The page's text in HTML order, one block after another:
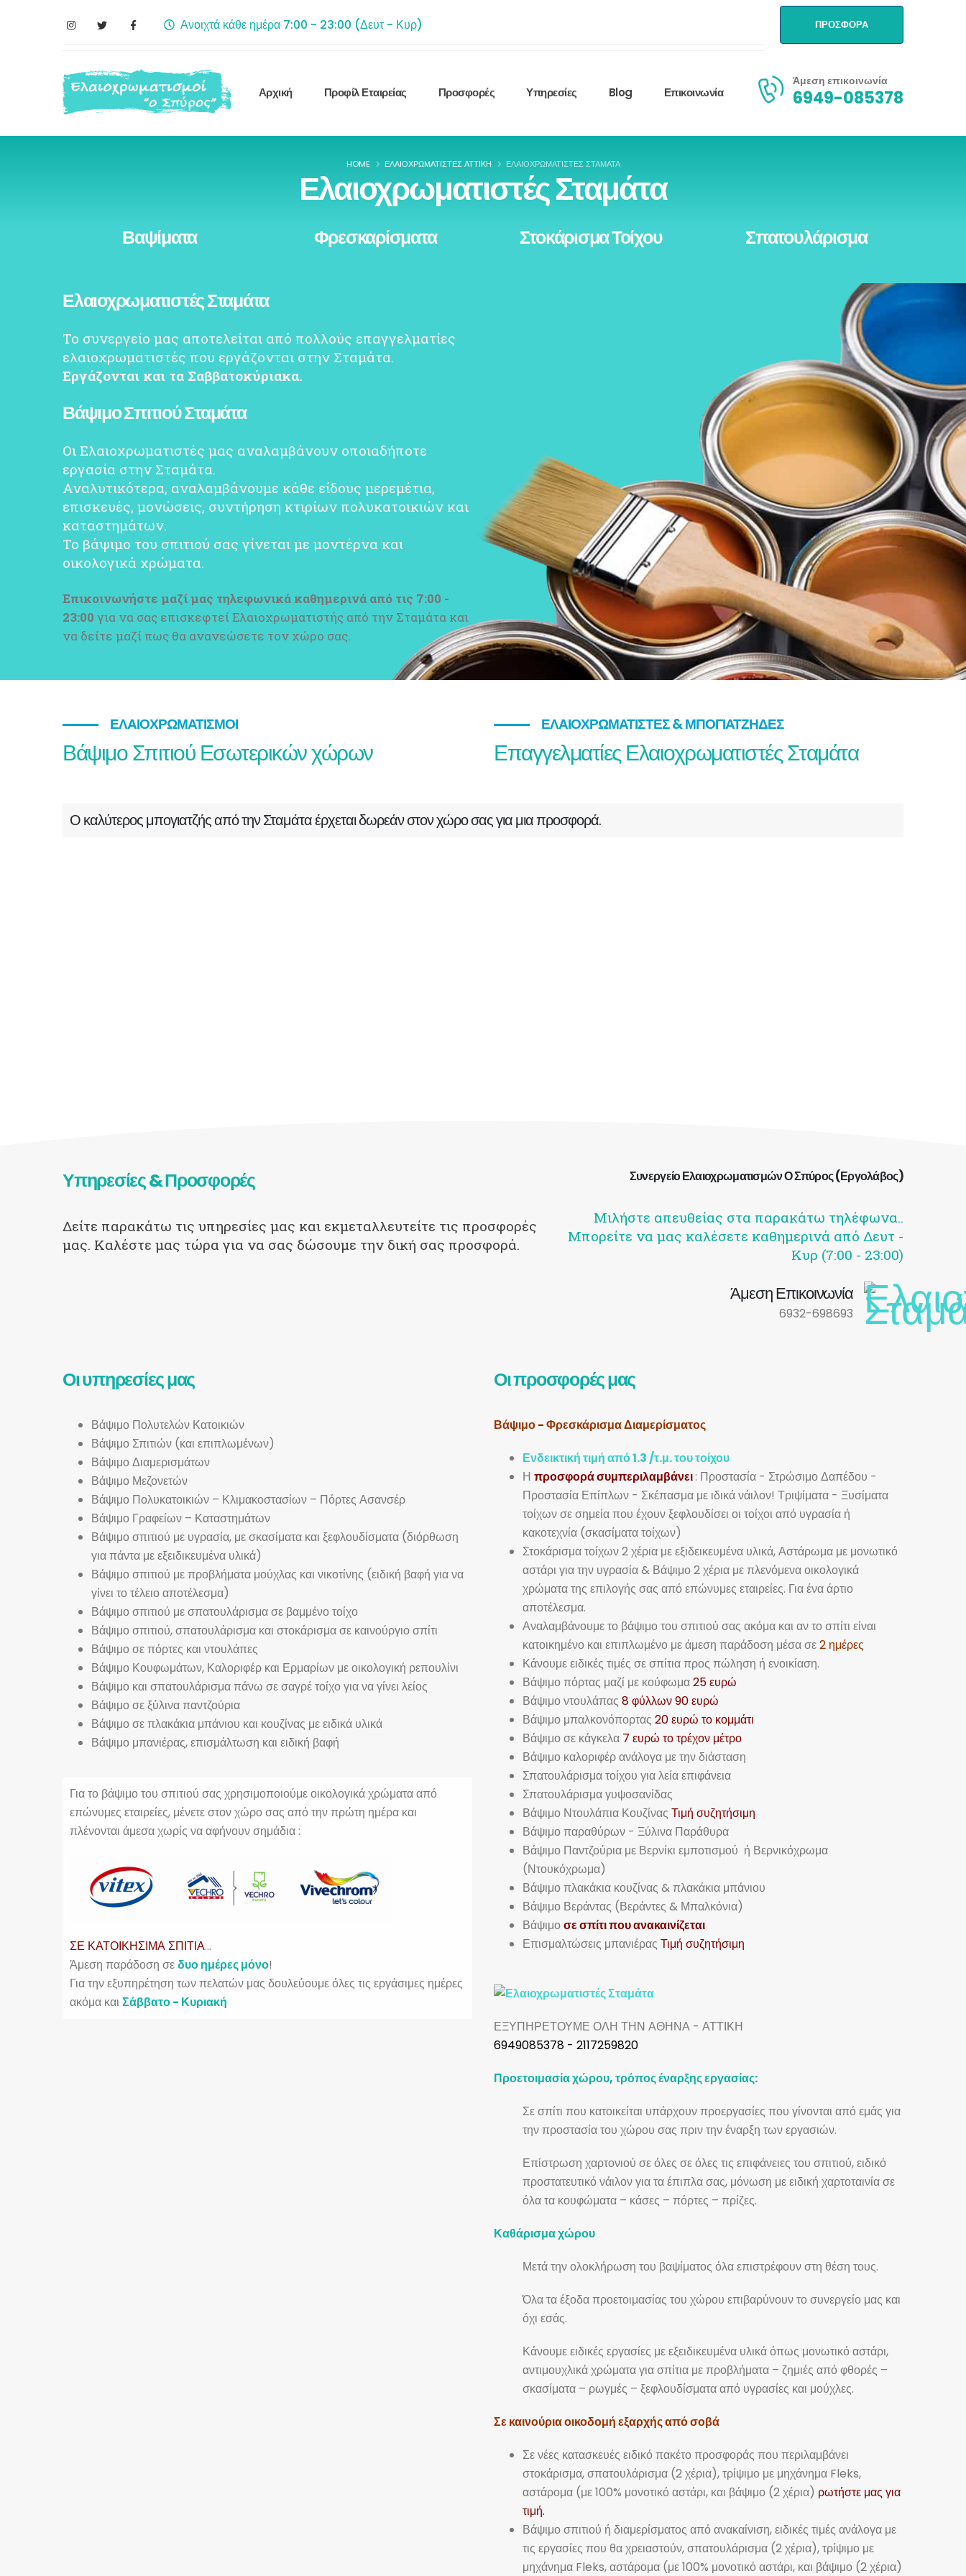
Ανοιχτά κάθε ημέρα 7:00 - 23:00 (Δευτ - Κυρ) ΠΡΟΣΦΟΡΑ
Αρχική Προφίλ Εταιρείας Προσφορές Υπηρεσίες Blog Επικοινωνία
Άμεση επικοινωνία
6949-085378
HOME ΕΛΑΙΟΧΡΩΜΑΤΙΣΤΈΣ ΑΤΤΙΚΉ ΕΛΑΙΟΧΡΩΜΑΤΙΣΤΈΣ ΣΤΑΜΆΤΑ
Ελαιοχρωματιστές Σταμάτα
Βαψίματα Φρεσκαρίσματα Στοκάρισμα Τοίχου Σπατουλάρισμα
Ελαιοχρωματιστές Σταμάτα
Το συνεργείο μας αποτελείται από πολλούς επαγγελματίες
ελαιοχρωματιστές που εργάζονται στην Σταμάτα.
Εργάζονται και τα Σαββατοκύριακα.
Βάψιμο Σπιτιού Σταμάτα
Οι Ελαιοχρωματιστές μας αναλαμβάνουν οποιαδήποτε
εργασία στην Σταμάτα.
Αναλυτικότερα, αναλαμβάνουμε κάθε είδους μερεμέτια,
επισκευές, μονώσεις, συντήρηση κτιρίων πολυκατοικιών και
καταστημάτων.
Το βάψιμο του σπιτιού σας γίνεται με μοντέρνα και
οικολογικά χρώματα.
Επικοινωνήστε μαζί μας τηλεφωνικά καθημερινά από τις 7:00 -
23:00 για να σας επισκεφτεί Ελαιοχρωματιστής από την Σταμάτα και
να δείτε μαζί πως θα ανανεώσετε τον χώρο σας.
ΕΛΑΙΟΧΡΩΜΑΤΙΣΜΟΊ
Βάψιμο Σπιτιού Εσωτερικών χώρων
ΕΛΑΙΟΧΡΩΜΑΤΙΣΤΈΣ & ΜΠΟΓΙΑΤΖΉΔΕΣ
Επαγγελματίες Ελαιοχρωματιστές Σταμάτα
Ο καλύτερος μπογιατζής από την Σταμάτα έρχεται δωρεάν στον χώρο σας για μια προσφορά.
Υπηρεσίες & Προσφορές
Δείτε παρακάτω τις υπηρεσίες μας και εκμεταλλευτείτε τις προσφορές
μας. Καλέστε μας τώρα για να σας δώσουμε την δική σας προσφορά.
Συνεργείο Ελαιοχρωματισμών Ο Σπύρος (Εργολάβος)
Μιλήστε απευθείας στα παρακάτω τηλέφωνα..
Μπορείτε να μας καλέσετε καθημερινά από Δευτ -
Κυρ (7:00 - 23:00)
Άμεση Επικοινωνία
6932-698693
Οι υπηρεσίες μας
Βάψιμο Πολυτελών Κατοικιών
Βάψιμο Σπιτιών (και επιπλωμένων)
Βάψιμο Διαμερισμάτων
Βάψιμο Μεζονετών
Βάψιμο Πολυκατοικιών – Κλιμακοστασίων – Πόρτες Ασανσέρ
Βάψιμο Γραφείων – Καταστημάτων
Βάψιμο σπιτιού με υγρασία, με σκασίματα και ξεφλουδίσματα (διόρθωση
για πάντα με εξειδικευμένα υλικά)
Βάψιμο σπιτιού με προβλήματα μούχλας και νικοτίνης (ειδική βαφή για να
γίνει το τέλειο αποτέλεσμα)
Βάψιμο σπιτιού με σπατουλάρισμα σε βαμμένο τοίχο
Βάψιμο σπιτιού, σπατουλάρισμα και στοκάρισμα σε καινούργιο σπίτι
Βάψιμο σε πόρτες και ντουλάπες
Βάψιμο Κουφωμάτων, Καλοριφέρ και Ερμαρίων με οικολογική ρεπουλίνι
Βάψιμο και σπατουλάρισμα πάνω σε σαγρέ τοίχο για να γίνει λείος
Βάψιμο σε ξύλινα παντζούρια
Βάψιμο σε πλακάκια μπάνιου και κουζίνας με ειδικά υλικά
Βάψιμο μπανιέρας, επισμάλτωση και ειδική βαφή
Για το βάψιμο του σπιτιού σας χρησιμοποιούμε οικολογικά χρώματα από
επώνυμες εταιρείες, μένετε στον χώρο σας από την πρώτη ημέρα και
πλένονται άμεσα χωρίς να αφήνουν σημάδια :
ΣΕ ΚΑΤΟΙΚΗΣΙΜΑ ΣΠΙΤΙΑ...
Άμεση παράδοση σεδυο ημέρες μόνο!
Για την εξυπηρέτηση των πελατών μας δουλεύουμε όλες τις εργάσιμες ημέρες
ακόμα και Σάββατο - Κυριακή
Οι προσφορές μας
Βάψιμο - Φρεσκάρισμα Διαμερίσματος
Ενδεικτική τιμή από 1.3 /τ.μ. του τοίχου
Η προσφορά συμπεριλαμβάνει: Προστασία - Στρώσιμο Δαπέδου -
Προστασία Επίπλων - Σκέπασμα με ιδικά νάιλον! Τριψίματα - Ξυσίματα
τοίχων σε σημεία που έχουν ξεφλουδίσει οι τοίχοι από υγρασία ή
κακοτεχνία (σκασίματα τοίχων)
Στοκάρισμα τοίχων 2 χέρια με εξιδεικευμένα υλικά, Αστάρωμα με μονωτικό
αστάρι για την υγρασία & Βάψιμο 2 χέρια με πλενόμενα οικολογικά
χρώματα της επιλογής σας από επώνυμες εταιρείες. Για ένα άρτιο
αποτέλεσμα.
Αναλαμβάνουμε το βάψιμο του σπιτιού σας ακόμα και αν το σπίτι είναι
κατοικημένο και επιπλωμένο με άμεση παράδοση μέσα σε2 ημέρες
Κάνουμε ειδικές τιμές σε σπίτια προς πώληση ή ενοικίαση.
Βάψιμο πόρτας μαζί με κούφωμα25 ευρώ
Βάψιμο ντουλάπας 8 φύλλων 90 ευρώ
Βάψιμο μπαλκονόπορτας 20 ευρώ το κομμάτι
Βάψιμο σε κάγκελα 7 ευρώ το τρέχον μέτρο
Βάψιμο καλοριφέρ ανάλογα με την διάσταση
Σπατουλάρισμα τοίχου για λεία επιφάνεια
Σπατουλάρισμα γυψοσανίδας
Βάψιμο Ντουλάπια Κουζίνας Τιμή συζητήσιμη
Βάψιμο παραθύρων - Ξύλινα Παράθυρα
Βάψιμο Παντζούρια με Βερνίκι εμποτισμού ή Βερνικόχρωμα
(Ντουκόχρωμα)
Βάψιμο πλακάκια κουζίνας & πλακάκια μπάνιου
Βάψιμο Βεράντας (Βεράντες & Μπαλκόνια)
Βάψιμοσε σπίτι που ανακαινίζεται
Επισμαλτώσεις μπανιέρας Τιμή συζητήσιμη
ΕΞΥΠΗΡΕΤΟΥΜΕ ΟΛΗ ΤΗΝ ΑΘΗΝΑ - ΑΤΤΙΚΗ
6949085378 - 2117259820
Προετοιμασία χώρου, τρόπος έναρξης εργασίας:
Σε σπίτι που κατοικείται υπάρχουν προεργασίες που γίνονται από εμάς για
την προστασία του χώρου σας πριν την έναρξη των εργασιών.
Επίστρωση χαρτονιού σε όλες σε όλες τις επιφάνειες του σπιτιού, ειδικό
προστατευτικό νάιλον για τα έπιπλα σας, μόνωση με ειδική χαρτοταινία σε
όλα τα κουφώματα – κάσες – πόρτες – πρίζες.
Καθάρισμα χώρου
Μετά την ολοκλήρωση του βαψίματος όλα επιστρέφουν στη θέση τους.
Όλα τα έξοδα προετοιμασίας του χώρου επιβαρύνουν το συνεργείο μας και
όχι εσάς.
Κάνουμε ειδικές εργασίες με εξειδικευμένα υλικά όπως μονωτικό αστάρι,
αντιμουχλικά χρώματα για σπίτια με προβλήματα – ζημιές από φθορές –
σκασίματα – ρωγμές – ξεφλουδίσματα από υγρασίες και μούχλες.
Σε καινούρια οικοδομή εξαρχής από σοβά
Σε νέες κατασκευές ειδικό πακέτο προσφοράς που περιλαμβάνει
στοκάρισμα, σπατουλάρισμα (2 χέρια), τρίψιμο με μηχάνημα Fleks,
αστάρομα (με 100% μονοτικό αστάρι, και βάψιμο (2 χέρια) ρωτήστε μας για
τιμή.
Βάψιμο σπιτιού ή διαμερίσματος από ανακαίνιση, ειδικές τιμές ανάλογα με
τις εργασίες που θα χρειαστούν, σπατουλάρισμα (2 χέρια), τρίψιμο με
μηχάνημα Fleks, αστάρομα (με 100% μονοτικό αστάρι, και βάψιμο (2 χέρια)
Πληροφορίες
Λίγα λόγια για εμάς
Επικοινωνία
Όροι χρήσης
Πολιτική Απορρήτου
Περιοχές Εξυπηρέτησης
Το συνεργείο μας αναλαμβάνει
περιοχές της Αττικής..
Ελαιοχρωματιστές Αττική
Ελαιοχρωματιστές Πειραιάς